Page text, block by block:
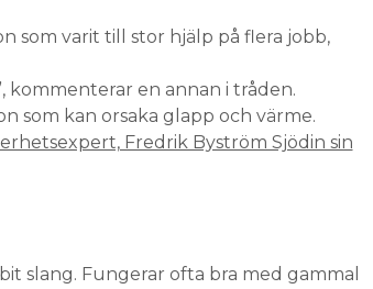
som varit till stor hjälp på flera jobb,
kommenterar en annan i tråden.
som kan orsaka glapp och värme.
Fredrik Byström Sjödin sin
slang. Fungerar ofta bra med gammal